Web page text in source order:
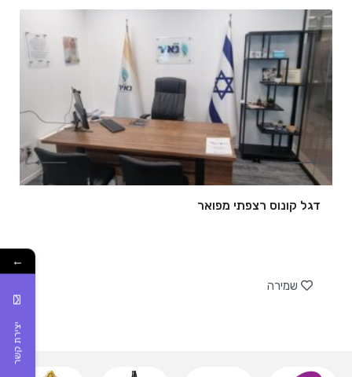
דגל קונוס רצפתי מפואר
שמירה
←
יצירת קשר